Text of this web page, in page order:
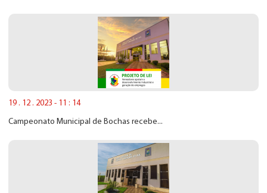
19 . 12 . 2023 - 11 : 14
Campeonato Municipal de Bochas recebe...